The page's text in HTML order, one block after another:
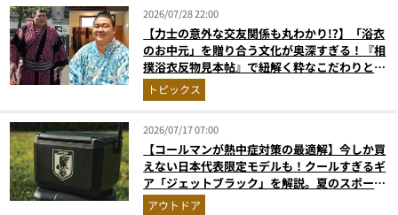
2026/07/28 22:00
【力士の意外な交友関係も丸わかり!?】「浴衣
のお中元」を贈り合う文化が奥深すぎる！『相
撲浴衣反物見本帖』で紐解く粋なこだわりとと
っておきの1着
トピックス
2026/07/17 07:00
【コールマンが熱中症対策の最適解】今しか買
えない日本代表限定モデルも！クールすぎるギ
ア「ジェットブラック」を解説。夏のスポーツ
応援＆レジャーの強い味方
アウトドア